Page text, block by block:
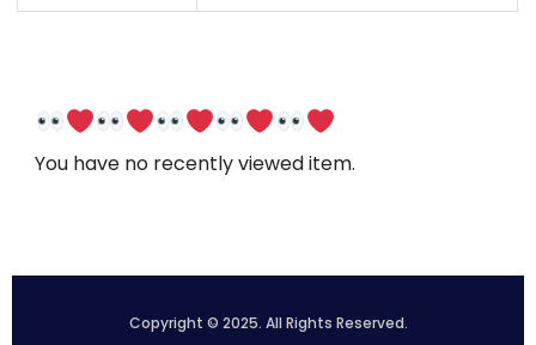
You have no recently viewed item.
Copyright © 2025. All Rights Reserved.